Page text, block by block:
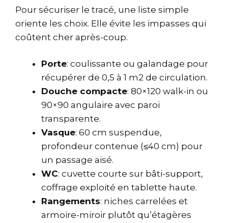
Pour sécuriser le tracé, une liste simple
oriente les choix. Elle évite les impasses qui
coûtent cher après-coup.
Porte: coulissante ou galandage pour
récupérer de 0,5 à 1 m2 de circulation.
Douche compacte: 80×120 walk-in ou
90×90 angulaire avec paroi
transparente.
Vasque: 60 cm suspendue,
profondeur contenue (≤40 cm) pour
un passage aisé.
WC: cuvette courte sur bâti-support,
coffrage exploité en tablette haute.
Rangements: niches carrelées et
armoire-miroir plutôt qu’étagères